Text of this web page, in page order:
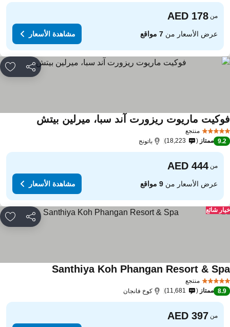
من
عرض الأسعار من7 مواقع مشاهدة الأسعار
مشاركة
منتجع
ماريوت ريزورت آند سبا، ميرلين بيتش
9.2 ممتاز 18,223 باتونج
من
عرض الأسعار من9 مواقع مشاهدة الأسعار
مشاركة
شائع
منتجع
Santhiya Koh Phangan Resort &
8.9 ممتاز 11,681 كوخ فانجان
من